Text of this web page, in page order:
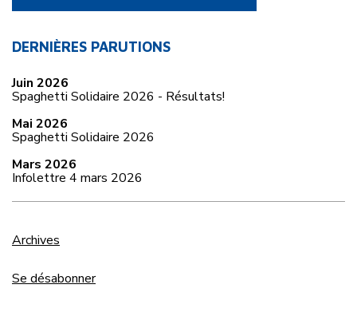
DERNIÈRES PARUTIONS
Juin 2026
Spaghetti Solidaire 2026 - Résultats!
Mai 2026
Spaghetti Solidaire 2026
Mars 2026
Infolettre 4 mars 2026
Archives
Se désabonner